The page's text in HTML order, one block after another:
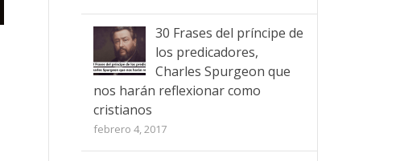
30 Frases del príncipe de
los predicadores,
Charles Spurgeon que
nos harán reflexionar como
cristianos
febrero 4, 2017